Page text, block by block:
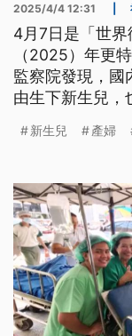
2025/4/4 12:31
4月7日是「世
（2025）年更
監察院發現，國
由生下新生兒，
新生兒 產婦